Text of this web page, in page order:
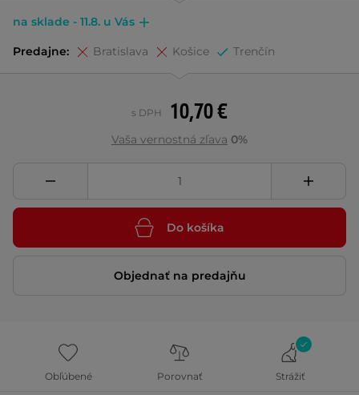
na sklade - 11.8. u Vás
Predajne: Bratislava Košice Trenčín
10,70 €
s DPH
Vaša vernostná zľava 0%
Do košíka
Objednať na predajňu
Obľúbené Porovnať Strážiť